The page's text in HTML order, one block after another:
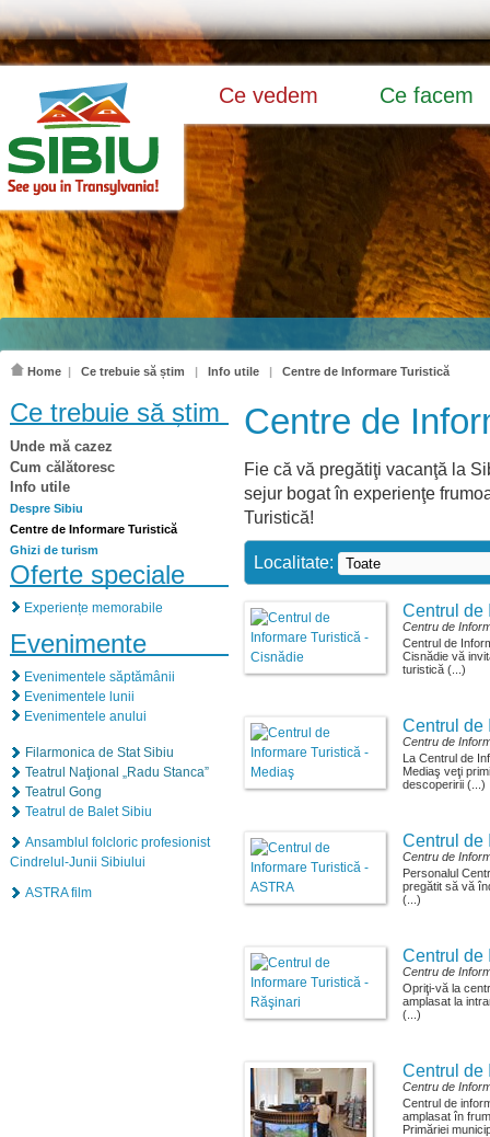
Ce vedem Ce facem
Home | Ce trebuie să știm | Info utile | Centre de Informare Turistică
Ce trebuie să știm
Unde mă cazez
Cum călătoresc
Info utile
Despre Sibiu
Centre de Informare Turistică
Ghizi de turism
Oferte speciale
Experiențe memorabile
Evenimente
Evenimentele săptămânii
Evenimentele lunii
Evenimentele anului
Filarmonica de Stat Sibiu
Teatrul Naţional „Radu Stanca”
Teatrul Gong
Teatrul de Balet Sibiu
Ansamblul folcloric profesionist
Cindrelul-Junii Sibiului
ASTRA film
Centre de
Fie că vă pregătiţi vacanţă la
sejur bogat în experienţe
Turistică!
Localitate:
Centrul de
Centru de
Centrul de
Cisnădie vă
turistică (...)
Centrul de
Centru de
La Centrul de
Mediaş veţi
descoperirii (...)
Centrul de
Centru de
Personalul
pregătit să vă
(...)
Centrul de
Centru de
Opriţi-vă la
amplasat la
(...)
Centrul de
Centru de
Centrul de
amplasat în
Primăriei